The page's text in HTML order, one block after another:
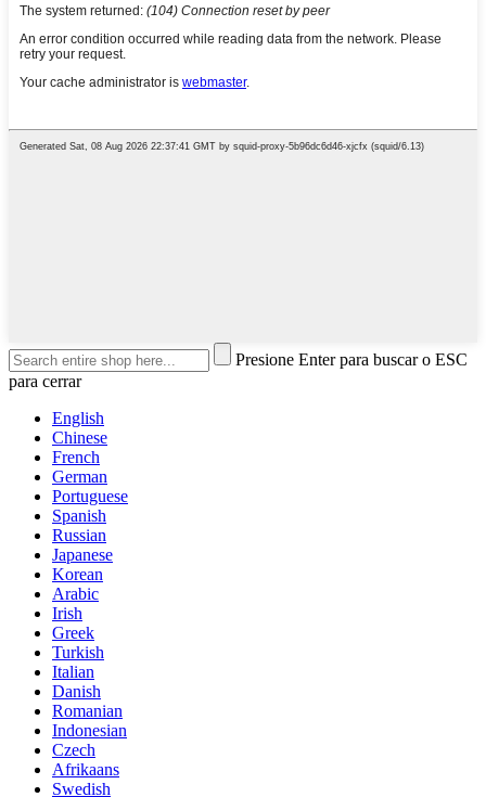
Presione Enter para buscar o ESC
para cerrar
English
Chinese
French
German
Portuguese
Spanish
Russian
Japanese
Korean
Arabic
Irish
Greek
Turkish
Italian
Danish
Romanian
Indonesian
Czech
Afrikaans
Swedish